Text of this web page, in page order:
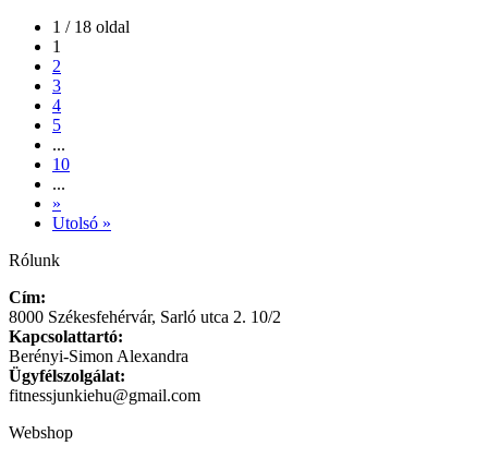
1 / 18 oldal
1
2
3
4
5
...
10
...
»
Utolsó »
Rólunk
Cím:
8000 Székesfehérvár, Sarló utca 2. 10/2
Kapcsolattartó:
Berényi-Simon Alexandra
Ügyfélszolgálat:
fitnessjunkiehu@gmail.com
Webshop